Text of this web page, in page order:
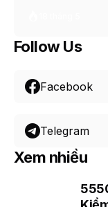
Follow Us
Facebook
Telegram
Xem nhiều